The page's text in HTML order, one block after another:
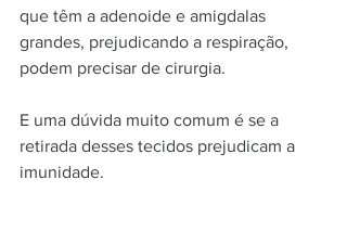
que têm a adenoide e amigdalas
grandes, prejudicando a respiração,
podem precisar de cirurgia.
E uma dúvida muito comum é se a
retirada desses tecidos prejudicam a
imunidade.